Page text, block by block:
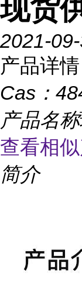
现货
2021-
产品详情
Cas：
产品名称
查看相
简介